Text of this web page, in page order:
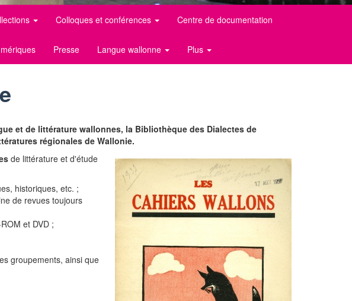
Colloques et conférences Centre de documentation
Presse Langue wallonne Plus
et de littérature wallonnes, la Bibliothèque des Dialectes de
régionales de Wallonie.
de littérature et d'étude
historiques, etc. ;
de revues toujours
et DVD ;
groupements, ainsi que